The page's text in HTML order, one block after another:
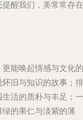
醒我们，美常常存在
能唤起情感与文化的
旧与知识的故事；排
活的质朴与丰足；一
的果仁与淡紫的薄